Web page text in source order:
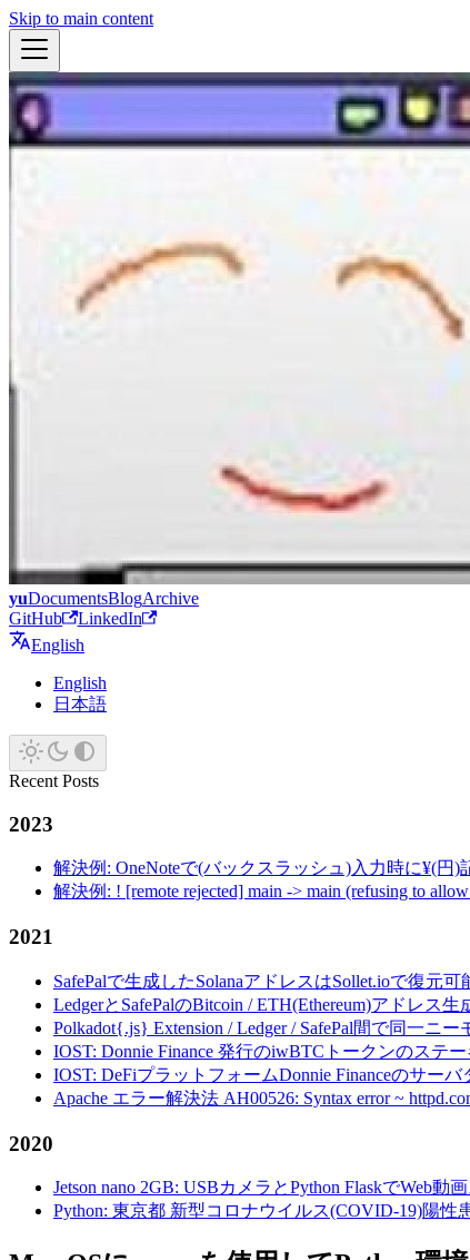
Skip to main content
yuDocumentsBlogArchive
GitHub
LinkedIn
English
English
日本語
Recent Posts
2023
解決例: OneNoteで(バックスラッシュ)入力時に¥(円)
解決例: ! [remote rejected] main -> main (refusing to
2021
SafePalで生成したSolanaアドレスはSollet.ioで復元可
LedgerとSafePalのBitcoin / ETH(Ethereum)アドレス
Polkadot{.js} Extension / Ledger / SafePal間で同一ニ
IOST: Donnie Finance 発行のiwBTCトークンのステ
IOST: DeFiプラットフォームDonnie Financeのサー
Apache エラー解決法 AH00526: Syntax error ~
2020
Jetson nano 2GB: USBカメラとPython FlaskでWeb動
Python: 東京都 新型コロナウイルス(COVID-19)陽